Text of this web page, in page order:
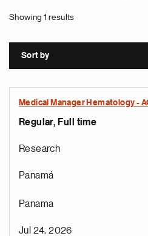
Showing 1 results
Sort by
Medical Manager Hematology -
Regular, Full time
Research
Panamá
Panama
Jul 24, 2026